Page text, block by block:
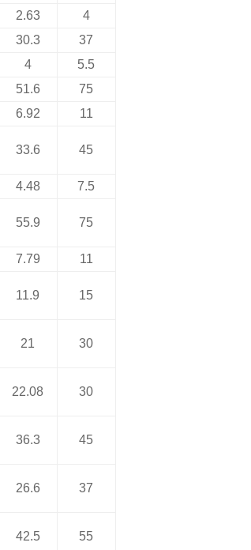
2.63
4
30.3
37
4
5.5
51.6
75
6.92
11
33.6 45
4.48
7.5
55.9 75
7.79
11
11.9 15
21 30
22.08 30
36.3 45
26.6 37
42.5 55